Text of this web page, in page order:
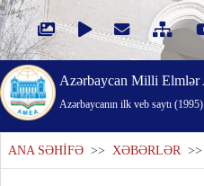
Azərbaycan Milli Elmlər
Azərbaycanın ilk veb saytı (1995)
ANA SƏHİFƏ >> XƏBƏRLƏR >>